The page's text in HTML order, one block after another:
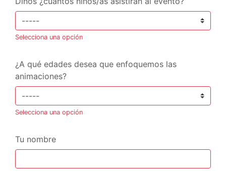
Selecciona una opción
¿A qué edades desea que enfoquemos las
animaciones?
Selecciona una opción
Tu nombre